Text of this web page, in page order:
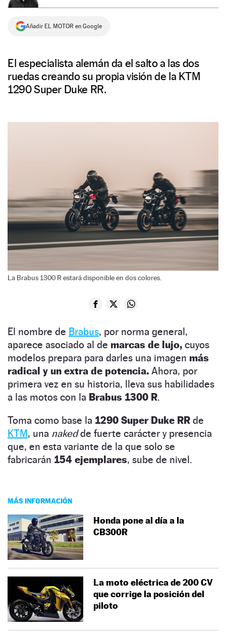
Añadir EL MOTOR en Google
El especialista alemán da el salto a las dos
ruedas creando su propia visión de la KTM
1290 Super Duke RR.
La Brabus 1300 R estará disponible en dos colores.
El nombre de Brabus, por norma general,
aparece asociado al de marcas de lujo, cuyos
modelos prepara para darles una imagen más
radical y un extra de potencia. Ahora, por
primera vez en su historia, lleva sus habilidades
a las motos con la Brabus 1300 R.
Toma como base la 1290 Super Duke RR de
KTM, una nakedde fuerte carácter y presencia
que, en esta variante de la que solo se
fabricarán 154 ejemplares, sube de nivel.
MÁS INFORMACIÓN
Honda pone al día a la
CB300R
La moto eléctrica de 200 CV
que corrige la posición del
piloto